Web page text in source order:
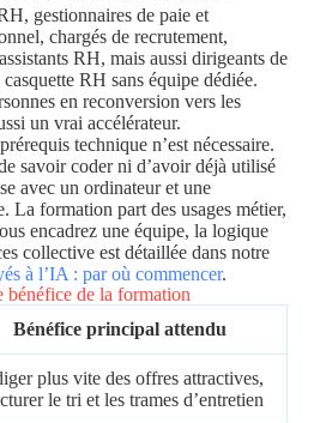
gestionnaires de paie et
chargés de recrutement,
RH, mais aussi dirigeants de
RH sans équipe dédiée.
en reconversion vers les
un vrai accélérateur.
technique n’est nécessaire.
savoir coder ni d’avoir déjà utilisé
avec un ordinateur et une
La formation part des usages métier,
encadrez une équipe, la logique
collective est détaillée dans notre
à l’IA : par où commencer.
de la formation
Bénéfice principal attendu
plus vite des offres attractives,
le tri et les trames d’entretien